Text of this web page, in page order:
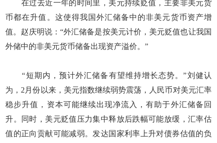
在过去近一年的时间里，美元持续贬值，主要非美元货
币都在升值。这使得我国外汇储备中的非美元货币资产增
值。赵庆明说：“外汇储备是按美元计价，美元贬值也让我国
外储中的非美元货币储备出现资产溢价。”
“短期内，预计外汇储备有望维持增长态势。”刘健认
为，2月份以来，美元指数继续弱势震荡，人民币对美元汇率
稳步升值，资本可能继续出现净流入，有助于外汇储备回
升。同时，美元贬值压力集中释放后跌幅可能放缓，汇率估
值的正向贡献可能减弱。发达国家利率上升对债券估值的负